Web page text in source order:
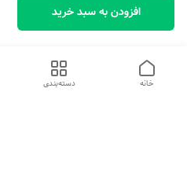
افزودن به سبد خرید
دسته‌بندی خانه